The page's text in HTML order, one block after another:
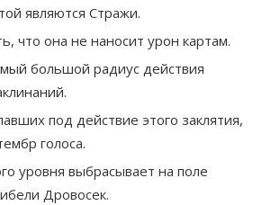
являются Стражи.
что она не наносит урон картам.
большой радиус действия
под действие этого заклятия,
голоса.
уровня выбрасывает на поле
Дровосек.